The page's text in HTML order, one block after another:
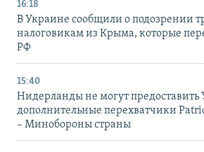
16:18
В Украине сообщили о подозрении
налоговикам из Крыма, которые
РФ
15:40
Нидерланды не могут предоставить
дополнительные перехватчики
– Минобороны страны